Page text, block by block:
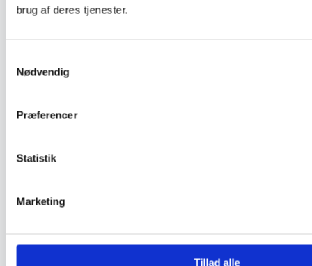
brug af deres tjenester.
Nødvendig
Præferencer
Statistik
Marketing
Tillad alle